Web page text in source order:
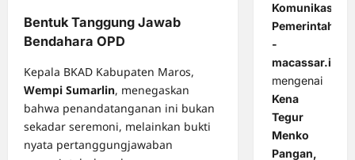
Bentuk Tanggung Jawab
Bendahara OPD
Kepala BKAD Kabupaten Maros,
Wempi Sumarlin, menegaskan
bahwa penandatanganan ini bukan
sekadar seremoni, melainkan bukti
nyata pertanggungjawaban
Komunikasi
Pemerintahan
-
macassar.id
mengenai
Kena
Tegur
Menko
Pangan,